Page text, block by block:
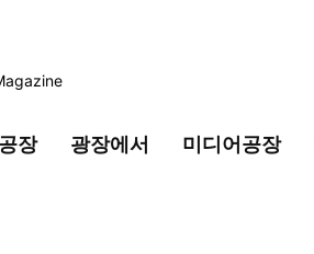
장 광장에서 미디어공장